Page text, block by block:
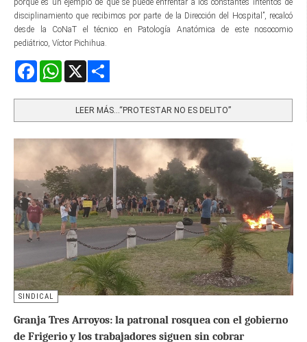
disciplinamiento que recibimos por parte de la Dirección del Hospital”, recalcó
desde la CoNaT el técnico en Patología Anatómica de este nosocomio
pediátrico, Víctor Pichihua.
FacebookWhatsApp
LEER MÁS…“PROTESTAR NO ES DELITO”
SINDICAL
Granja Tres Arroyos: la patronal rosquea con el gobierno
de Frigerio y los trabajadores siguen sin cobrar